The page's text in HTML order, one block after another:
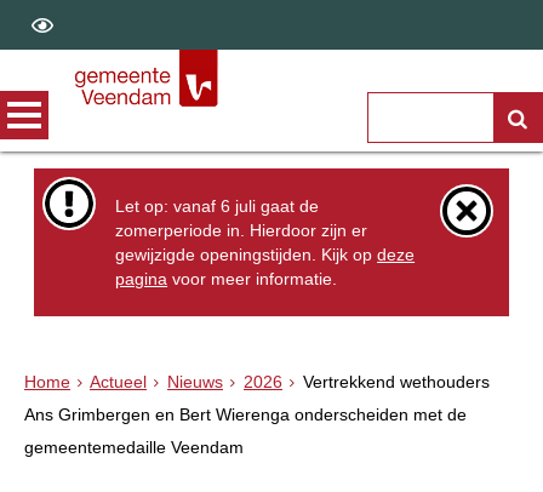
Let op: vanaf 6 juli gaat de
zomerperiode in. Hierdoor zijn er
gewijzigde openingstijden. Kijk opdeze
pagina voor meer informatie.
Home Actueel Nieuws 2026
Vertrekkend wethouders
Ans Grimbergen en Bert Wierenga onderscheiden met de
gemeentemedaille Veendam